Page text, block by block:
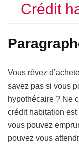
Crédit
Vous rêvez
savez pas si vous
hypothécaire ? Ne
crédit habitation
vous pouvez
pouvez vous